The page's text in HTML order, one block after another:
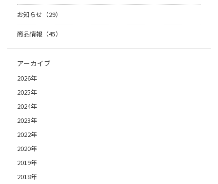
お知らせ（29）
商品情報（45）
アーカイブ
2026年
2025年
2024年
2023年
2022年
2020年
2019年
2018年